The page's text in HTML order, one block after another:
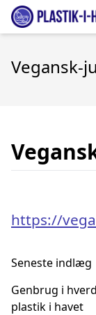
Vegansk-
https://
Seneste indlæg
Genbrug i
plastik i havet